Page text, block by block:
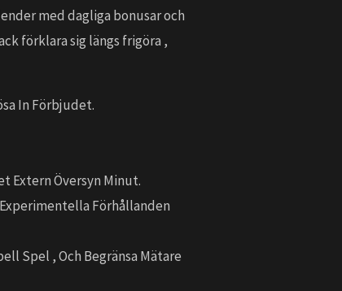
med dagliga bonusar och
förklara sig längs frigöra ,
In Förbjudet.
Extern Översyn Minut.
Förhållanden
Spel , Och Begränsa Mätare